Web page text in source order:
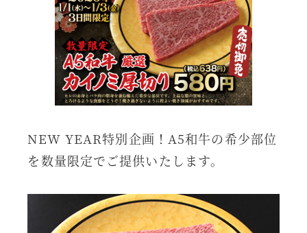
NEW YEAR特別企画！A5和牛の希少部位
を数量限定でご提供いたします。